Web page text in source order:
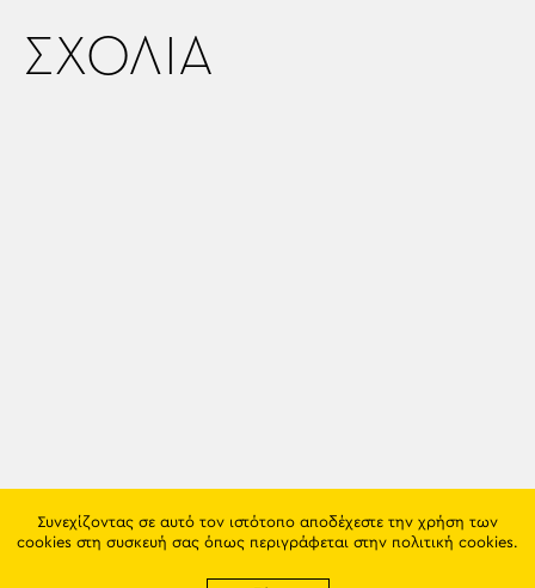
ΣΧΟΛΙΑ
Συνεχίζοντας σε αυτό τον ιστότοπο αποδέχεστε την χρήση των
cookies στη συσκευή σας όπως περιγράφεται στην πολιτική cookies.